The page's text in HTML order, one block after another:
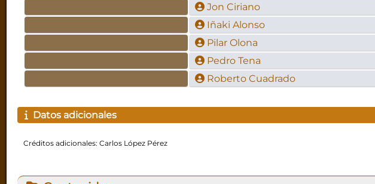
Jon Ciriano
Iñaki Alonso
Pilar Olona
Pedro Tena
Roberto Cuadrado
Datos adicionales
Créditos adicionales: Carlos López Pérez